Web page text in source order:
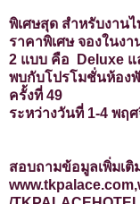
พิเศษสุด สำหรับงาน
ราคาพิเศษ จองในง
2 แบบ คือ Deluxe แ
พบกับโปรโมชั่นห้องพั
ครั้งที่ 49
ระหว่างวันที่ 1-4 พฤ
สอบถามข้อมูลเพิ่มเติ